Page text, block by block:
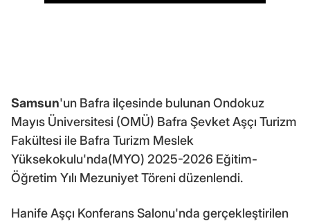
Samsun'un Bafra ilçesinde bulunan Ondokuz
Mayıs Üniversitesi (OMÜ) Bafra Şevket Aşçı Turizm
Fakültesi ile Bafra Turizm Meslek
Yüksekokulu'nda(MYO) 2025-2026 Eğitim-
Öğretim Yılı Mezuniyet Töreni düzenlendi.
Hanife Aşçı Konferans Salonu'nda gerçekleştirilen